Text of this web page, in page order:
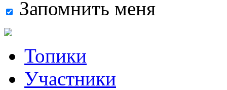
Запомнить меня
Топики
Участники